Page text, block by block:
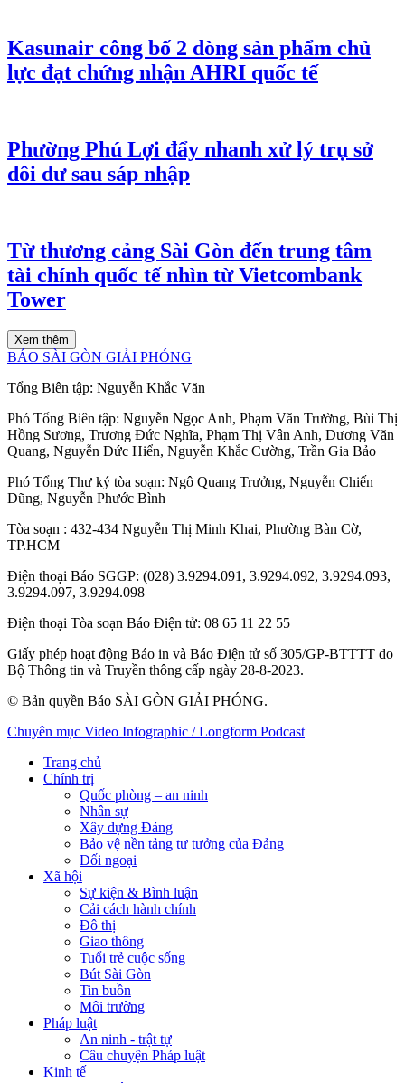
Kasunair công bố 2 dòng sản phẩm chủ
lực đạt chứng nhận AHRI quốc tế
Phường Phú Lợi đẩy nhanh xử lý trụ sở
dôi dư sau sáp nhập
Từ thương cảng Sài Gòn đến trung tâm
tài chính quốc tế nhìn từ Vietcombank
Tower
Xem thêm
BÁO SÀI GÒN GIẢI PHÓNG
Tổng Biên tập: Nguyễn Khắc Văn
Phó Tổng Biên tập: Nguyễn Ngọc Anh, Phạm Văn Trường, Bùi Thị
Hồng Sương, Trương Đức Nghĩa, Phạm Thị Vân Anh, Dương Văn
Quang, Nguyễn Đức Hiển, Nguyễn Khắc Cường, Trần Gia Bảo
Phó Tổng Thư ký tòa soạn: Ngô Quang Trưởng, Nguyễn Chiến
Dũng, Nguyễn Phước Bình
Tòa soạn : 432-434 Nguyễn Thị Minh Khai, Phường Bàn Cờ,
TP.HCM
Điện thoại Báo SGGP: (028) 3.9294.091, 3.9294.092, 3.9294.093,
3.9294.097, 3.9294.098
Điện thoại Tòa soạn Báo Điện tử: 08 65 11 22 55
Giấy phép hoạt động Báo in và Báo Điện tử số 305/GP-BTTTT do
Bộ Thông tin và Truyền thông cấp ngày 28-8-2023.
© Bản quyền Báo SÀI GÒN GIẢI PHÓNG.
Chuyên mục Video Infographic / Longform Podcast
Trang chủ
Chính trị
Quốc phòng – an ninh
Nhân sự
Xây dựng Đảng
Bảo vệ nền tảng tư tưởng của Đảng
Đối ngoại
Xã hội
Sự kiện & Bình luận
Cải cách hành chính
Đô thị
Giao thông
Tuổi trẻ cuộc sống
Bút Sài Gòn
Tin buồn
Môi trường
Pháp luật
An ninh - trật tự
Câu chuyện Pháp luật
Kinh tế